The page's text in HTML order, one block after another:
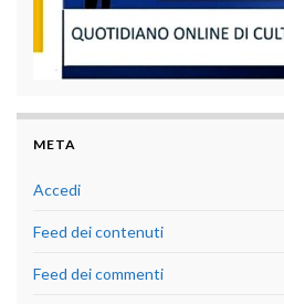
META
Accedi
Feed dei contenuti
Feed dei commenti